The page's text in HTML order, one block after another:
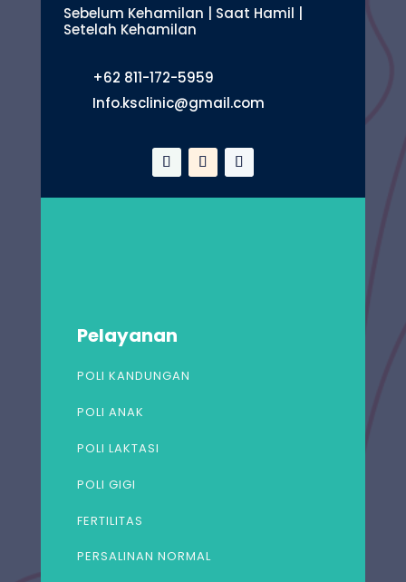
Sebelum Kehamilan | Saat Hamil |
Setelah Kehamilan
+62 811-172-5959
Info.ksclinic@gmail.com
Pelayanan
POLI KANDUNGAN
POLI ANAK
POLI LAKTASI
POLI GIGI
FERTILITAS
PERSALINAN NORMAL